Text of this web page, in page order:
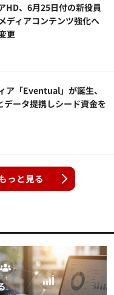
HD、6月25日付の新役員
ィアコンテンツ強化へ
更
ア「Eventual」が誕生、
ータ提携しシード資金を
っと見る